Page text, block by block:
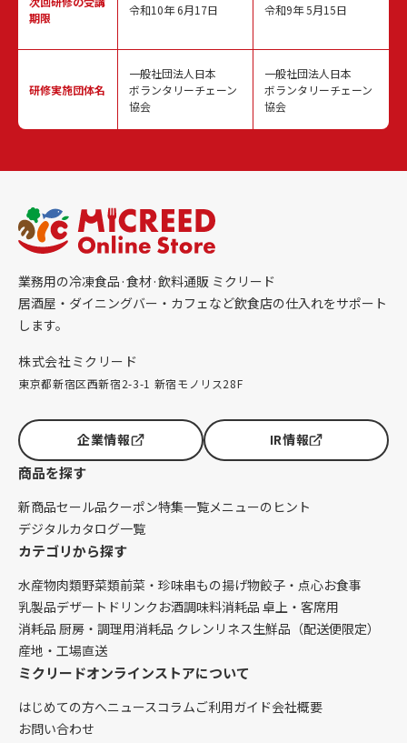
期限
研修実施団体名
令和10年 6月17日
一般社団法人日本
ボランタリーチェーン
協会
令和9年 5月15日
一般社団法人日本
ボランタリーチェーン
協会
業務用の冷凍食品·食材·飲料通販 ミクリード
居酒屋・ダイニングバー・カフェなど飲食店の仕入れをサポート
します。
株式会社ミクリード
東京都新宿区西新宿2-3-1 新宿モノリス28F
企業情報 IR情報
商品を探す
新商品セール品クーポン特集一覧メニューのヒント
デジタルカタログ一覧
カテゴリから探す
水産物肉類野菜類前菜・珍味串もの揚げ物餃子・点心お食事
乳製品デザート ドリンク お酒調味料消耗品 卓上・客席用
消耗品 厨房・調理用消耗品 クレンリネス生鮮品（配送便限定）
産地・工場直送
ミクリードオンラインストアについて
はじめての方へニュースコラムご利用ガイド会社概要
お問い合わせ